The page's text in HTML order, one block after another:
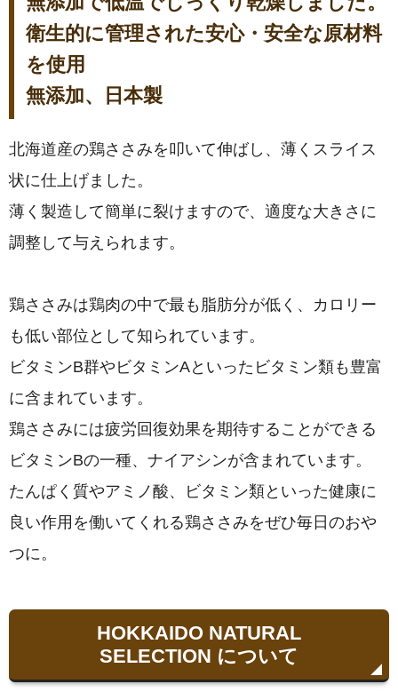
衛生的に管理された安心・安全な原材料
を使用
無添加、日本製
北海道産の鶏ささみを叩いて伸ばし、薄くスライス
状に仕上げました。
薄く製造して簡単に裂けますので、適度な大きさに
調整して与えられます。
鶏ささみは鶏肉の中で最も脂肪分が低く、カロリー
も低い部位として知られています。
ビタミンB群やビタミンAといったビタミン類も豊富
に含まれています。
鶏ささみには疲労回復効果を期待することができる
ビタミンBの一種、ナイアシンが含まれています。
たんぱく質やアミノ酸、ビタミン類といった健康に
良い作用を働いてくれる鶏ささみをぜひ毎日のおや
つに。
HOKKAIDO NATURAL
SELECTION について